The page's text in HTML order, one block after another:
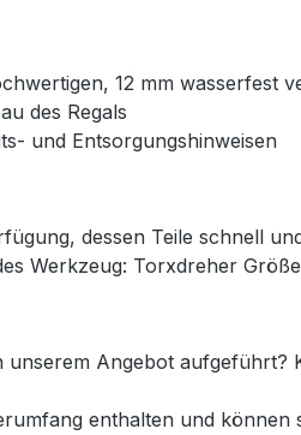
12 mm wasserfest
des Regals
und Entsorgungshinweisen
dessen Teile schnell
Werkzeug: Torxdreher
Angebot
enthalten und